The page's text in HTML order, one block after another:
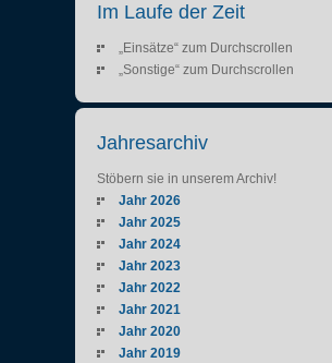
Im Laufe der Zeit
„Einsätze“ zum Durchscrollen
„Sonstige“ zum Durchscrollen
Jahresarchiv
Stöbern sie in unserem Archiv!
Jahr 2026
Jahr 2025
Jahr 2024
Jahr 2023
Jahr 2022
Jahr 2021
Jahr 2020
Jahr 2019